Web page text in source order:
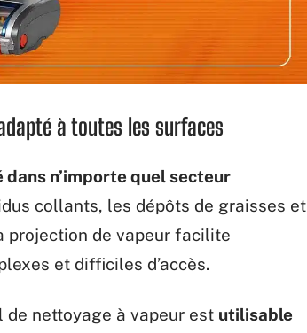
à toutes les surfaces
n’importe quel secteur
collants, les dépôts de graisses et
projection de vapeur facilite
et difficiles d’accès.
de nettoyage à vapeur est utilisable